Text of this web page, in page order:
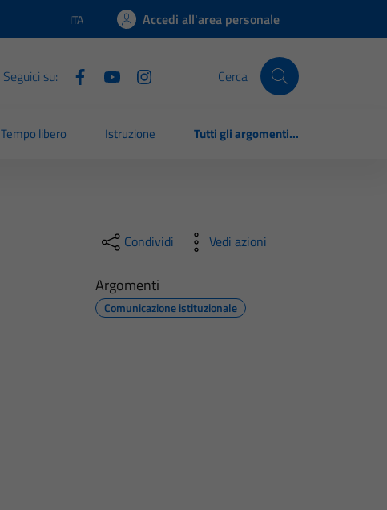
Lingua attiva:
ITA Accedi all'area personale
Seguici su: Cerca
Tempo libero Istruzione Tutti gli argomenti...
Condividi Vedi azioni
Argomenti
Comunicazione istituzionale